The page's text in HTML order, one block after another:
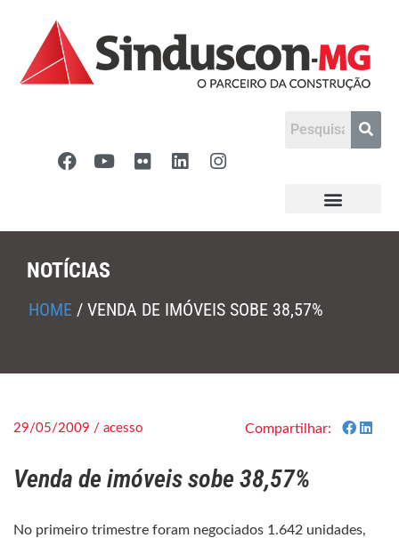
NOTÍCIAS
HOME / VENDA DE IMÓVEIS SOBE 38,57%
29/05/2009 / acesso Compartilhar:
Venda de imóveis sobe 38,57%
No primeiro trimestre foram negociados 1.642 unidades,